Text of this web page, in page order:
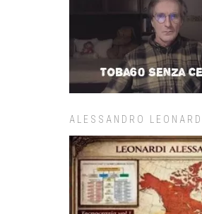
ALESSANDRO LEONARDI